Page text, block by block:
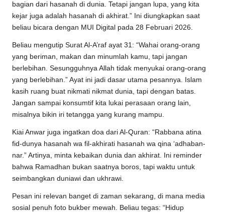
bagian dari hasanah di dunia. Tetapi jangan lupa, yang kita
kejar juga adalah hasanah di akhirat.” Ini diungkapkan saat
beliau bicara dengan MUI Digital pada 28 Februari 2026.
Beliau mengutip Surat Al-A’raf ayat 31: “Wahai orang-orang
yang beriman, makan dan minumlah kamu, tapi jangan
berlebihan. Sesungguhnya Allah tidak menyukai orang-orang
yang berlebihan.” Ayat ini jadi dasar utama pesannya. Islam
kasih ruang buat nikmati nikmat dunia, tapi dengan batas.
Jangan sampai konsumtif kita lukai perasaan orang lain,
misalnya bikin iri tetangga yang kurang mampu.
Kiai Anwar juga ingatkan doa dari Al-Quran: “Rabbana atina
fid-dunya hasanah wa fil-akhirati hasanah wa qina ‘adhaban-
nar.” Artinya, minta kebaikan dunia dan akhirat. Ini reminder
bahwa Ramadhan bukan saatnya boros, tapi waktu untuk
seimbangkan duniawi dan ukhrawi.
Pesan ini relevan banget di zaman sekarang, di mana media
sosial penuh foto bukber mewah. Beliau tegas: “Hidup